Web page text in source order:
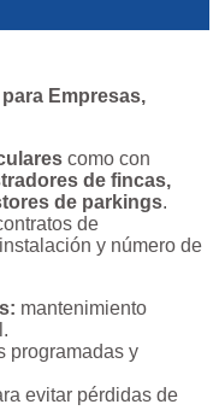
Empresas,
como con
de fincas,
de parkings.
de
y número de
mantenimiento
programadas y
evitar pérdidas de